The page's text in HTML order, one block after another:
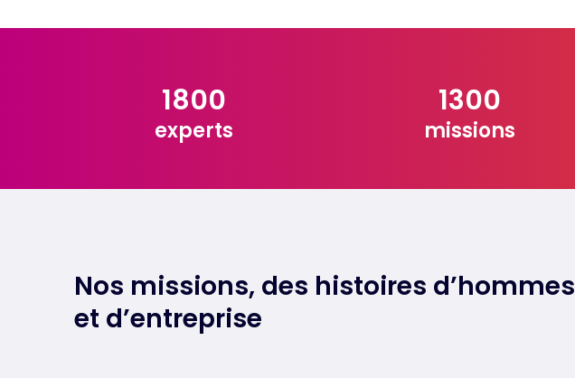
1800
experts
1300
missions
Nos missions, des histoires d’hommes
et d’entreprise